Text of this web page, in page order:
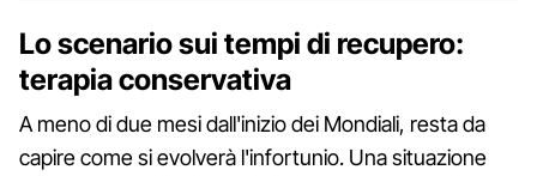
Lo scenario sui tempi di recupero:
terapia conservativa
A meno di due mesi dall'inizio dei Mondiali, resta da
capire come si evolverà l'infortunio. Una situazione